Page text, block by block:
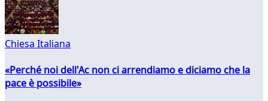
Chiesa Italiana
«Perché noi dell'Ac non ci arrendiamo e diciamo che la
pace è possibile»